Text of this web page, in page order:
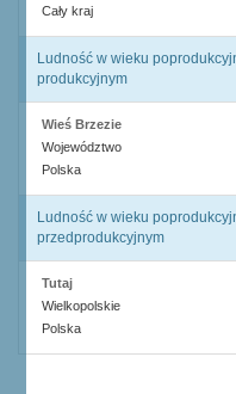
Cały kraj
Ludność w wieku
produkcyjnym
Wieś Brzezie
Województwo
Polska
Ludność w wieku
przedprodukcyjnym
Tutaj
Wielkopolskie
Polska